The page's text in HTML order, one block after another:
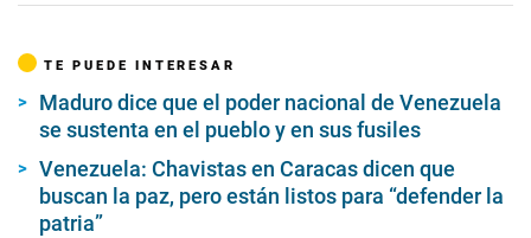
TE PUEDE INTERESAR
Maduro dice que el poder nacional de Venezuela
se sustenta en el pueblo y en sus fusiles
Venezuela: Chavistas en Caracas dicen que
buscan la paz, pero están listos para “defender la
patria”